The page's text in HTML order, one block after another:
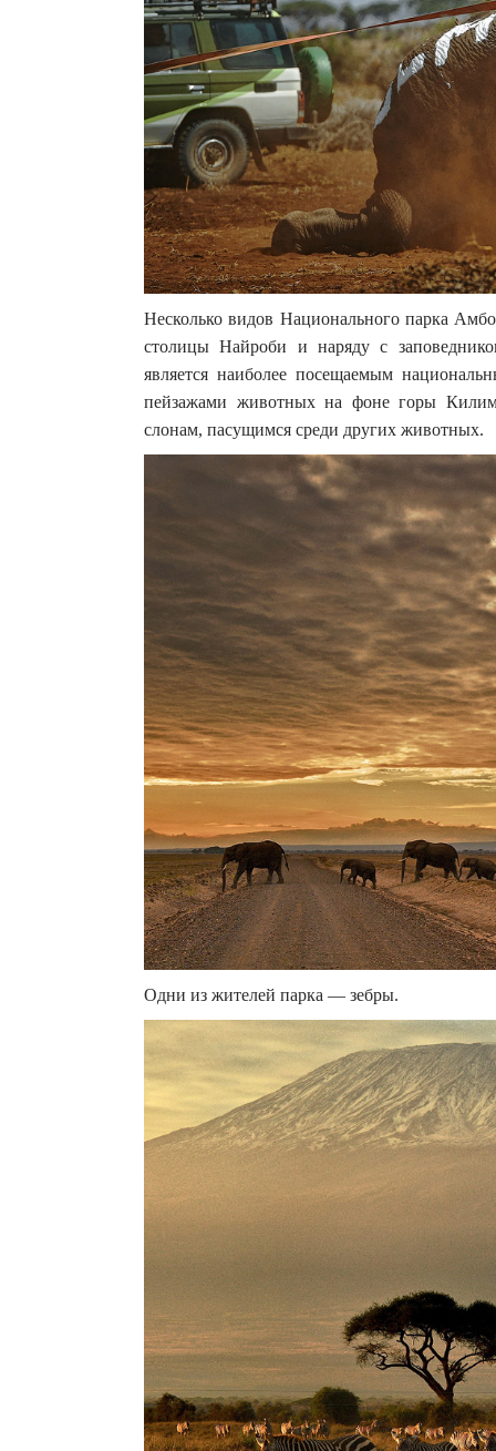
Несколько видов Национального парка
столицы Найроби и наряду с
является наиболее посещаемым
пейзажами животных на фоне горы
слонам, пасущимся среди других животных.
Одни из жителей парка — зебры.